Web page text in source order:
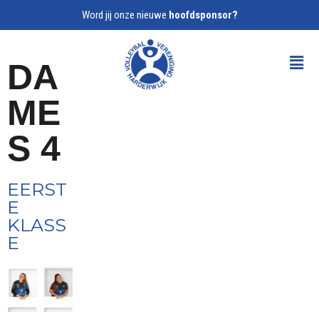
Word jij onze nieuwe hoofdsponsor?
DA
ME
S 4
EERST
E
KLASS
E